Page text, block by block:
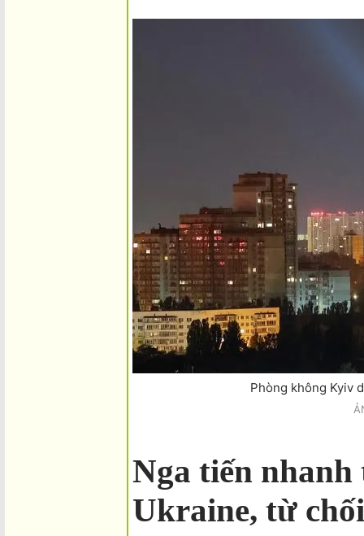
Phòng không Kyiv
Nga tiến nhanh
Ukraine, từ